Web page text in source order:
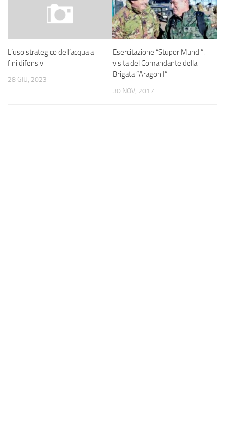
L’uso strategico dell’acqua a
fini difensivi
28 GIU, 2023
Esercitazione “Stupor Mundi”:
visita del Comandante della
Brigata “Aragon I”
30 NOV, 2017